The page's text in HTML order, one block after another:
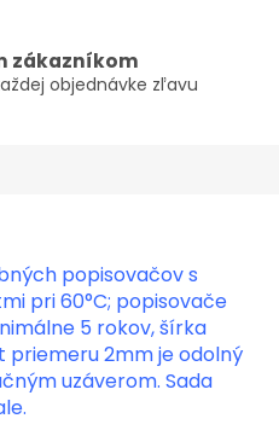
zákazníkom
objednávke zľavu
popisovačov s
pri 60°C; popisovače
5 rokov, šírka
priemeru 2mm je odolný
uzáverom. Sada